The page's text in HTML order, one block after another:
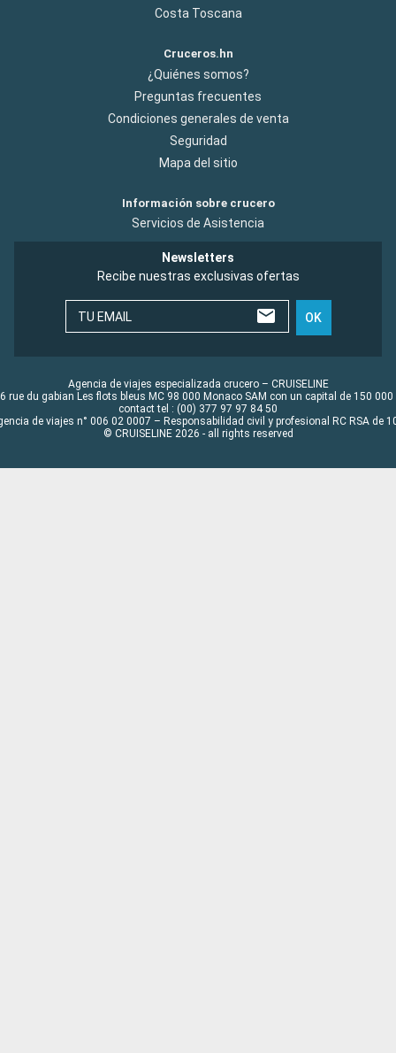
Costa Toscana
Cruceros.hn
¿Quiénes somos?
Preguntas frecuentes
Condiciones generales de venta
Seguridad
Mapa del sitio
Información sobre crucero
Servicios de Asistencia
Newsletters
Recibe nuestras exclusivas ofertas
TU EMAIL OK
Agencia de viajes especializada crucero – CRUISELINE
rue du gabian Les flots bleus MC 98 000 Monaco SAM con un capital de 150 000
contact tel : (00) 377 97 97 84 50
de viajes n° 006 02 0007 – Responsabilidad civil y profesional RC RSA de
© CRUISELINE 2026 - all rights reserved